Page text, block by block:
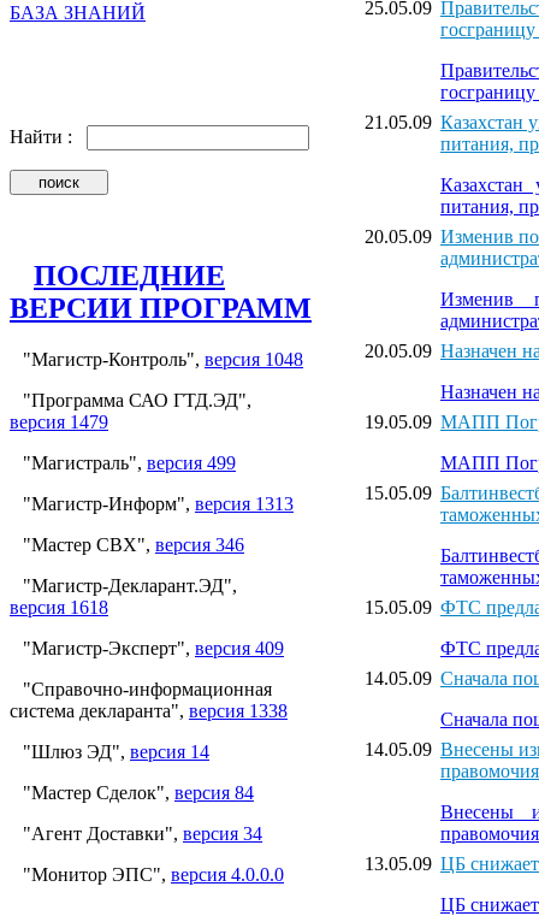
БАЗА ЗНАНИЙ
Найти :
ПОСЛЕДНИЕ
ВЕРСИИ ПРОГРАММ
"Магистр-Контроль", версия 1048
"Программа САО ГТД.ЭД",
версия 1479
"Магистраль", версия 499
"Магистр-Информ", версия 1313
"Мастер СВХ", версия 346
"Магистр-Декларант.ЭД",
версия 1618
"Магистр-Эксперт", версия 409
"Справочно-информационная
система декларанта", версия 1338
"Шлюз ЭД", версия 14
"Мастер Сделок", версия 84
"Агент Доставки", версия 34
"Монитор ЭПС", версия 4.0.0.0
25.05.09
21.05.09 Казахстан
питания,
питания,
20.05.09 Изменив
Изменив
20.05.09 Назначен
Назначен
19.05.09 МАПП
МАПП
15.05.09
15.05.09 ФТС
ФТС
14.05.09 Сначала
Сначала
14.05.09 Внесены
Внесены
13.05.09 ЦБ снижает
ЦБ снижает